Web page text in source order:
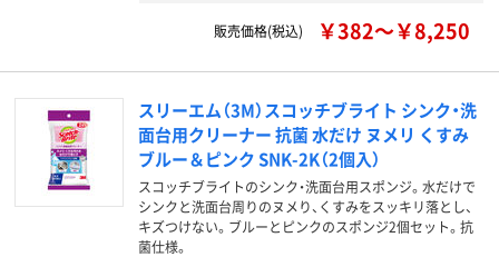
販売価格(税込) ￥382～￥8,250
スリーエム（3M）スコッチブライト シンク・洗
面台用クリーナー 抗菌 水だけ ヌメリ くすみ
ブルー＆ピンク SNK-2K（2個入）
スコッチブライトのシンク・洗面台用スポンジ。水だけで
シンクと洗面台周りのヌメり、くすみをスッキリ落とし、
キズつけない。ブルーとピンクのスポンジ2個セット。抗
菌仕様。